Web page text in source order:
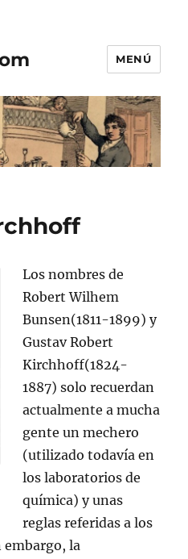
MENÚ
Los nombres de
Robert Wilhem
Bunsen(1811-1899) y
Gustav Robert
Kirchhoff(1824-
1887) solo recuerdan
actualmente a mucha
gente un mechero
(utilizado todavía en
los laboratorios de
química) y unas
reglas referidas a los
embargo, la